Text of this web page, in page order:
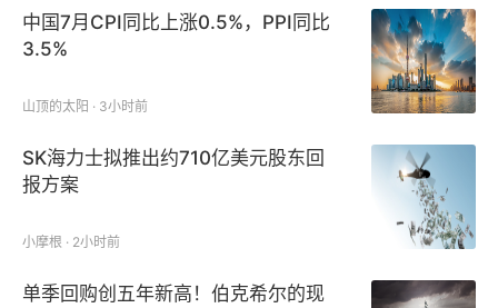
中国7月CPI同比上涨0.5%，PPI同比
3.5%
山顶的太阳 · 3小时前
SK海力士拟推出约710亿美元股东回
报方案
小摩根 · 2小时前
单季回购创五年新高！伯克希尔的现